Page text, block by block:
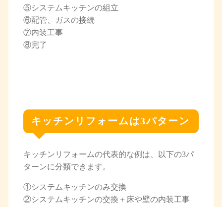
⑤システムキッチンの組立
⑥配管、ガスの接続
⑦内装工事
⑧完了
キッチンリフォームは3パターン
キッチンリフォームの代表的な例は、以下の3パ
ターンに分類できます。
①システムキッチンのみ交換
②システムキッチンの交換＋床や壁の内装工事